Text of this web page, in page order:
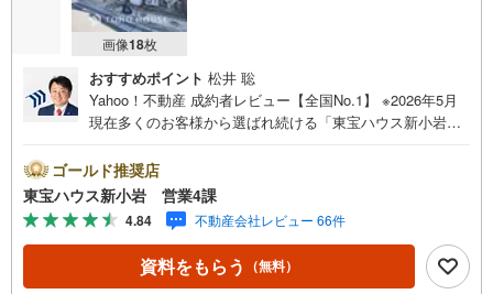
画像18枚
おすすめポイント 松井 聡
Yahoo！不動産 成約者レビュー【全国No.1】 ※2026年5月
現在多くのお客様から選ばれ続ける「東宝ハウス新小岩」
見学OK■営業時間内（9:00～20:00）はお電話でのご連絡が
スムーズです。ご自宅への送迎・最寄駅でのお待ち合わせ
等、お気軽にご相談ください。 選ばれる3つの「圧倒的メ
リット」 （1）【業界最低水準の提携住宅ローン】「他社
で断られた」「借入がある」方も独自審査で多数承認！優
遇金利と各種手数料0円でお得に。（2）【未来カレンダー
ゴールド推奨店
東宝ハウス新小岩 営業4課
4.84 不動産会社レビュー 66件
資料をもらう （無料）